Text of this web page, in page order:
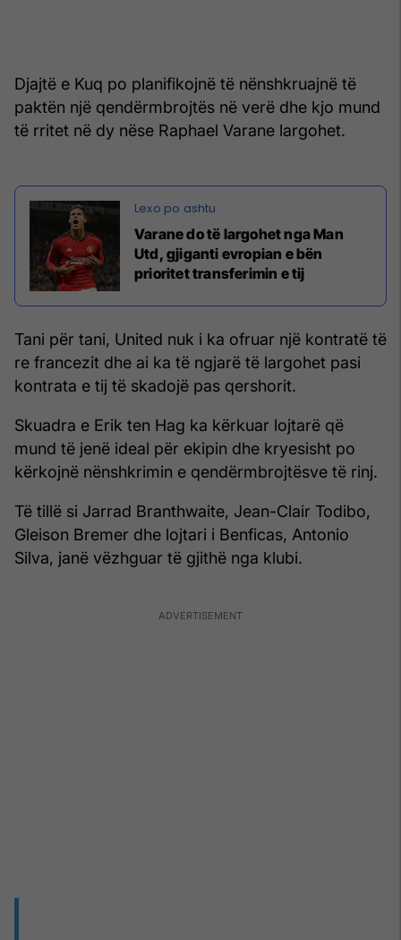
Djajtë e Kuq po planifikojnë të nënshkruajnë të
paktën një qendërmbrojtës në verë dhe kjo mund
të rritet në dy nëse Raphael Varane largohet.
Varane do të largohet nga Man
Utd, gjiganti evropian e bën
prioritet transferimin e tij
Tani për tani, United nuk i ka ofruar një kontratë të
re francezit dhe ai ka të ngjarë të largohet pasi
kontrata e tij të skadojë pas qershorit.
Skuadra e Erik ten Hag ka kërkuar lojtarë që
mund të jenë ideal për ekipin dhe kryesisht po
kërkojnë nënshkrimin e qendërmbrojtësve të rinj.
Të tillë si Jarrad Branthwaite, Jean-Clair Todibo,
Gleison Bremer dhe lojtari i Benficas, Antonio
Silva, janë vëzhguar të gjithë nga klubi.